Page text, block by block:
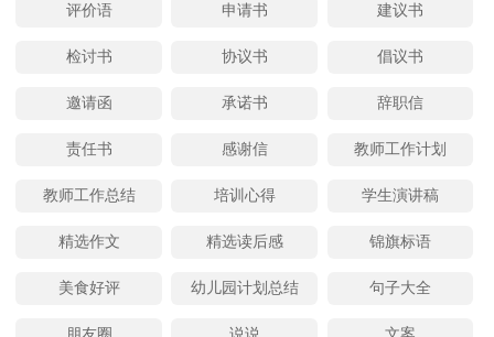
评价语 申请书 建议书
检讨书 协议书 倡议书
邀请函 承诺书 辞职信
责任书 感谢信 教师工作计划
教师工作总结 培训心得 学生演讲稿
精选作文 精选读后感 锦旗标语
美食好评 幼儿园计划总结 句子大全